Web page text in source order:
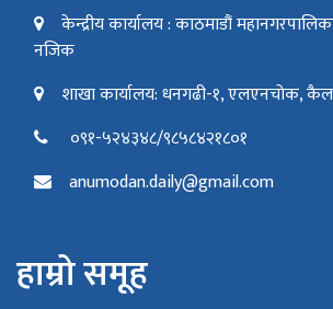
केन्द्रीय कार्यालय : काठमाडौं
नजिक
शाखा कार्यालय: धनगढी-१, एलएनचोक,
०९१-५२४३४८/९८५८४२१८०१
anumodan.daily@gmail.com
हाम्रो समूह